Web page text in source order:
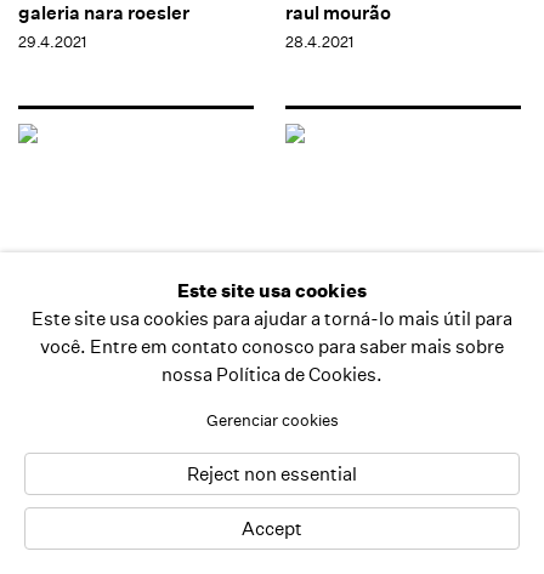
galeria nara roesler
29.4.2021
raul mourão
28.4.2021
cross-cuts lives, chapter 2
berna reale, paul ramirez
cross-cuts lives, chapter 1
antonio dias
14.1.2021
Este site usa cookies
Este site usa cookies para ajudar a torná-lo mais útil para
você. Entre em contato conosco para saber mais sobre
nossa Política de Cookies.
Gerenciar cookies
Reject non essential
Accept